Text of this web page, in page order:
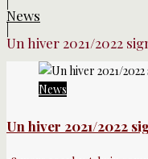
News
Un hiver 2021/2022
News
Un hiver 2021/2022